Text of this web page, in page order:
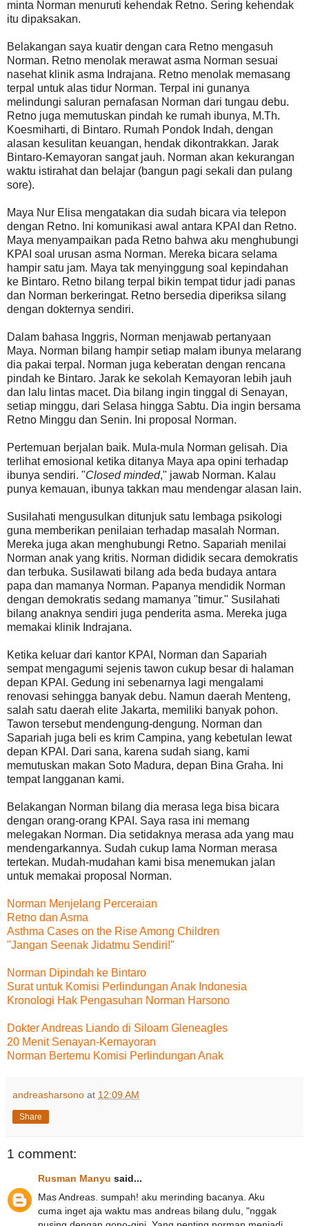
minta Norman menuruti kehendak Retno. Sering kehendak
itu dipaksakan.
Belakangan saya kuatir dengan cara Retno mengasuh
Norman. Retno menolak merawat asma Norman sesuai
nasehat klinik asma Indrajana. Retno menolak memasang
terpal untuk alas tidur Norman. Terpal ini gunanya
melindungi saluran pernafasan Norman dari tungau debu.
Retno juga memutuskan pindah ke rumah ibunya, M.Th.
Koesmiharti, di Bintaro. Rumah Pondok Indah, dengan
alasan kesulitan keuangan, hendak dikontrakkan. Jarak
Bintaro-Kemayoran sangat jauh. Norman akan kekurangan
waktu istirahat dan belajar (bangun pagi sekali dan pulang
sore).
Maya Nur Elisa mengatakan dia sudah bicara via telepon
dengan Retno. Ini komunikasi awal antara KPAI dan Retno.
Maya menyampaikan pada Retno bahwa aku menghubungi
KPAI soal urusan asma Norman. Mereka bicara selama
hampir satu jam. Maya tak menyinggung soal kepindahan
ke Bintaro. Retno bilang terpal bikin tempat tidur jadi panas
dan Norman berkeringat. Retno bersedia diperiksa silang
dengan dokternya sendiri.
Dalam bahasa Inggris, Norman menjawab pertanyaan
Maya. Norman bilang hampir setiap malam ibunya melarang
dia pakai terpal. Norman juga keberatan dengan rencana
pindah ke Bintaro. Jarak ke sekolah Kemayoran lebih jauh
dan lalu lintas macet. Dia bilang ingin tinggal di Senayan,
setiap minggu, dari Selasa hingga Sabtu. Dia ingin bersama
Retno Minggu dan Senin. Ini proposal Norman.
Pertemuan berjalan baik. Mula-mula Norman gelisah. Dia
terlihat emosional ketika ditanya Maya apa opini terhadap
ibunya sendiri. "Closed minded," jawab Norman. Kalau
punya kemauan, ibunya takkan mau mendengar alasan lain.
Susilahati mengusulkan ditunjuk satu lembaga psikologi
guna memberikan penilaian terhadap masalah Norman.
Mereka juga akan menghubungi Retno. Sapariah menilai
Norman anak yang kritis. Norman dididik secara demokratis
dan terbuka. Susilawati bilang ada beda budaya antara
papa dan mamanya Norman. Papanya mendidik Norman
dengan demokratis sedang mamanya "timur." Susilahati
bilang anaknya sendiri juga penderita asma. Mereka juga
memakai klinik Indrajana.
Ketika keluar dari kantor KPAI, Norman dan Sapariah
sempat mengagumi sejenis tawon cukup besar di halaman
depan KPAI. Gedung ini sebenarnya lagi mengalami
renovasi sehingga banyak debu. Namun daerah Menteng,
salah satu daerah elite Jakarta, memiliki banyak pohon.
Tawon tersebut mendengung-dengung. Norman dan
Sapariah juga beli es krim Campina, yang kebetulan lewat
depan KPAI. Dari sana, karena sudah siang, kami
memutuskan makan Soto Madura, depan Bina Graha. Ini
tempat langganan kami.
Belakangan Norman bilang dia merasa lega bisa bicara
dengan orang-orang KPAI. Saya rasa ini memang
melegakan Norman. Dia setidaknya merasa ada yang mau
mendengarkannya. Sudah cukup lama Norman merasa
tertekan. Mudah-mudahan kami bisa menemukan jalan
untuk memakai proposal Norman.
Norman Menjelang Perceraian
Retno dan Asma
Asthma Cases on the Rise Among Children
"Jangan Seenak Jidatmu Sendiri!"
Norman Dipindah ke Bintaro
Surat untuk Komisi Perlindungan Anak Indonesia
Kronologi Hak Pengasuhan Norman Harsono
Dokter Andreas Liando di Siloam Gleneagles
20 Menit Senayan-Kemayoran
Norman Bertemu Komisi Perlindungan Anak
andreasharsono at 12:09 AM
Share
1 comment:
Rusman Manyu said...
Mas Andreas. sumpah! aku merinding bacanya. Aku
cuma inget aja waktu mas andreas bilang dulu, "nggak